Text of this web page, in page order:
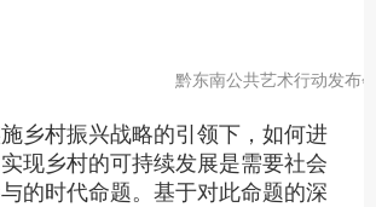
黔东南公共艺术行动发布
乡村振兴战略的引领下，如何进
现乡村的可持续发展是需要社会
的时代命题。基于对此命题的深